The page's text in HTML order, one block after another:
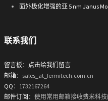
面外极化增强的亚 5 nm Janus
联系我们
留言板 ： 点击给我们留言
邮箱：sales_at_fermitech.com.cn
QQ ：1732167264
邮件订阅 ：使用常用邮箱接收费米科技